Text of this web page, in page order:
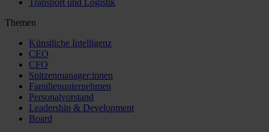
Transport und Logistik
Themen
Künstliche Intelligenz
CEO
CFO
Spitzenmanager:innen
Familienunternehmen
Personalvorstand
Leadership & Development
Board